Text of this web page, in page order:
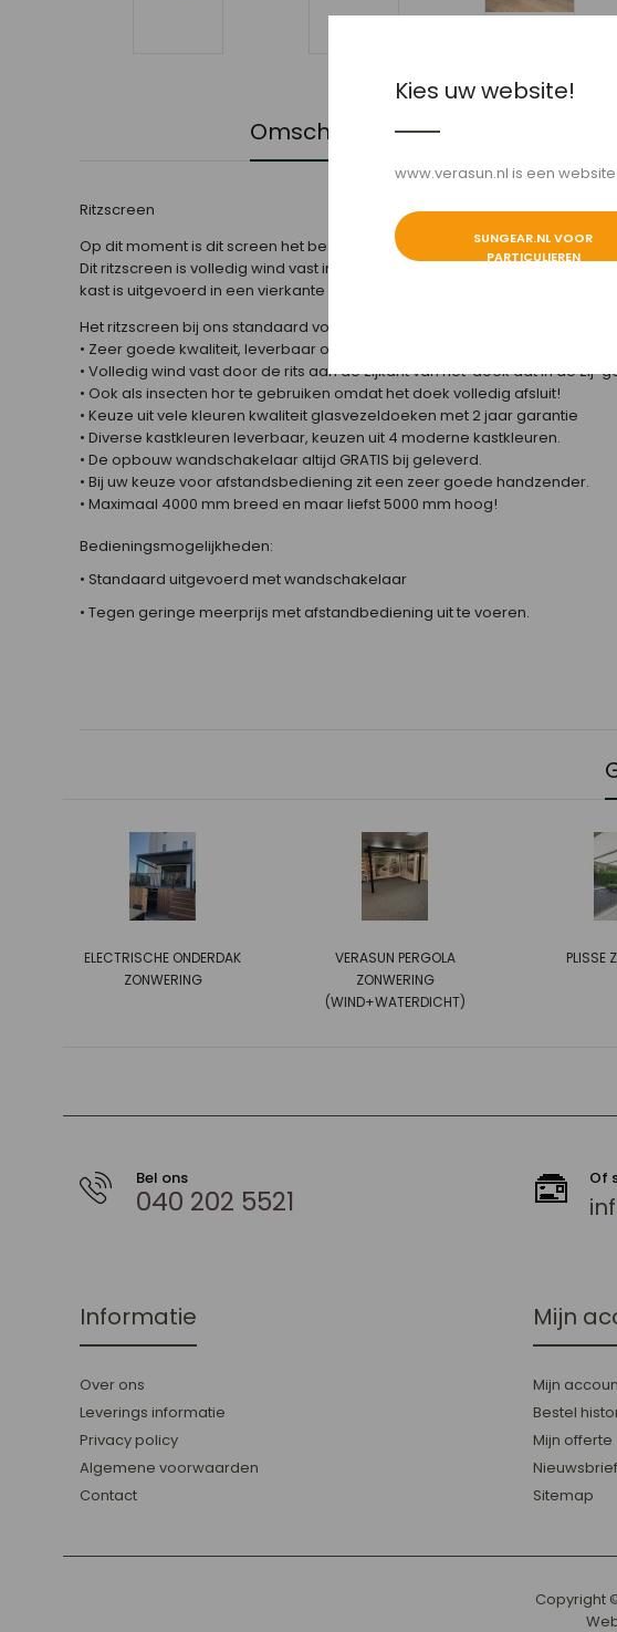
Kies uw website!
www.verasun.nl is een
SUNGEAR.NL VOOR
PARTICULIEREN
Omschrijving Beoordelingen (0)
Ritzscreen
Op dit moment is dit screen het beste windvaste dat op de markt is,
Dit ritzscreen is volledig wind vast in alle standen en in leverbaar in diverse
kast is uitgevoerd in een vierkante of met een afgeschuinde vorm.
Het ritzscreen bij ons standaard voorzien van wandschakelaar.
• Zeer goede kwaliteit, leverbaar op grote breedtes en hoogtes.
• Volledig wind vast door de rits aan de zijkant van het doek dat in de zij-
• Ook als insecten hor te gebruiken omdat het doek volledig afsluit!
• Keuze uit vele kleuren kwaliteit glasvezeldoeken met 2 jaar garantie
• Diverse kastkleuren leverbaar, keuzen uit 4 moderne kastkleuren.
• De opbouw wandschakelaar altijd GRATIS bij geleverd.
• Bij uw keuze voor afstandsbediening zit een zeer goede handzender.
• Maximaal 4000 mm breed en maar liefst 5000 mm hoog!
Bedieningsmogelijkheden:
• Standaard uitgevoerd met wandschakelaar
• Tegen geringe meerprijs met afstandbediening uit te voeren.
ELECTRISCHE ONDERDAK
ZONWERING
VERASUN PERGOLA
ZONWERING
(WIND+WATERDICHT)
PLISSE
Bel ons
040 202 5521
Of
Informatie
Over ons
Leverings informatie
Privacy policy
Algemene voorwaarden
Contact
Mijn
Mijn
Bestel
Mijn offerte
Nieuwsbrief
Sitemap
Copyright